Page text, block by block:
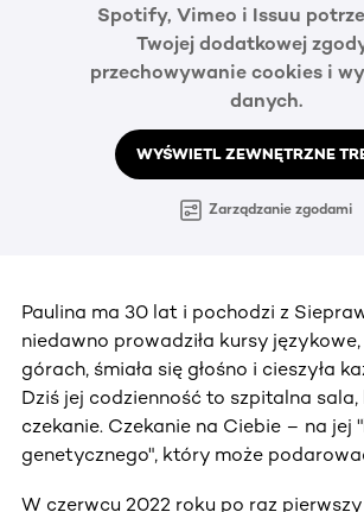
Spotify, Vimeo i Issuu
Twojej dodatkowej
przechowywanie cookies i
danych.
WYŚWIETL ZEWNĘTRZNE
Zarządzanie zgodami
Paulina ma 30 lat i pochodzi z
niedawno prowadziła kursy językowe,
górach, śmiała się głośno i cieszyła
Dziś jej codzienność to szpitalna
czekanie. Czekanie na Ciebie – na jej
genetycznego", który może
W czerwcu 2022 roku po raz pierwszy